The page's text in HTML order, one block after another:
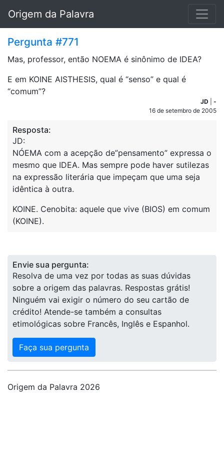
Origem da Palavra
Pergunta #771
Mas, professor, então NOEMA é sinônimo de IDEA?
E em KOINE AISTHESIS, qual é “senso” e qual é
“comum”?
JD
-
16 de setembro de 2005
Resposta:
JD:
NÓEMA com a acepção de”pensamento” expressa o
mesmo que IDEA. Mas sempre pode haver sutilezas
na expressão literária que impeçam que uma seja
idêntica à outra.
KOINE. Cenobita: aquele que vive (BIOS) em comum
(KOINE).
Envie sua pergunta:
Resolva de uma vez por todas as suas dúvidas
sobre a origem das palavras. Respostas grátis!
Ninguém vai exigir o número do seu cartão de
crédito! Atende-se também a consultas
etimológicas sobre Francês, Inglês e Espanhol.
Faça sua pergunta
Origem da Palavra 2026